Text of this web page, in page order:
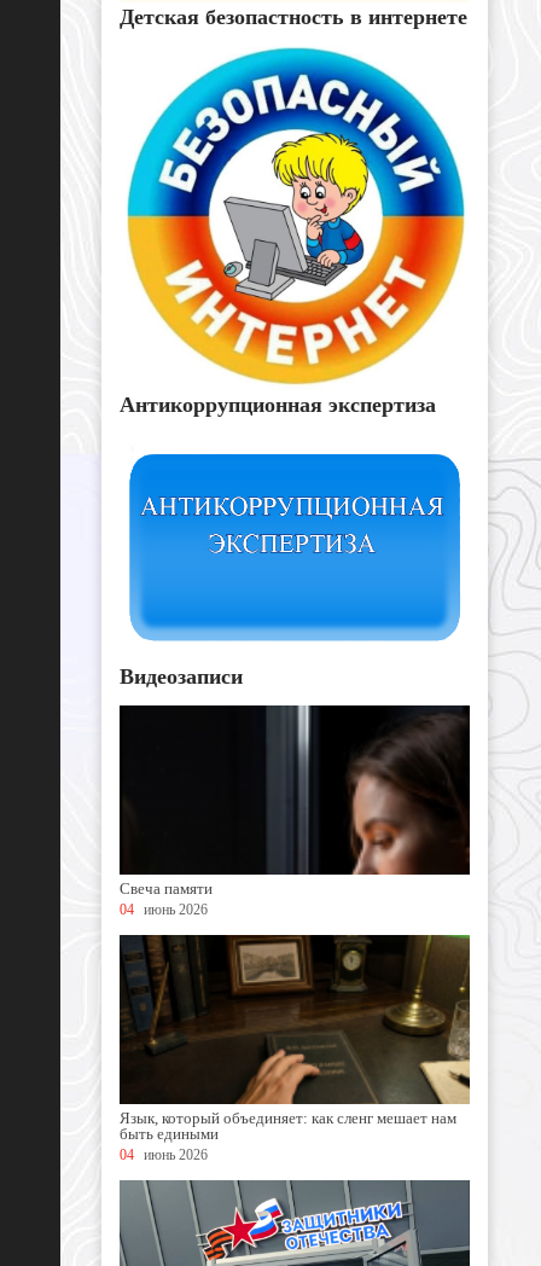
Детская безопастность в интернете
Антикоррупционная экспертиза
Видеозаписи
Свеча памяти
04 июнь 2026
Язык, который объединяет: как сленг мешает нам
быть едиными
04 июнь 2026